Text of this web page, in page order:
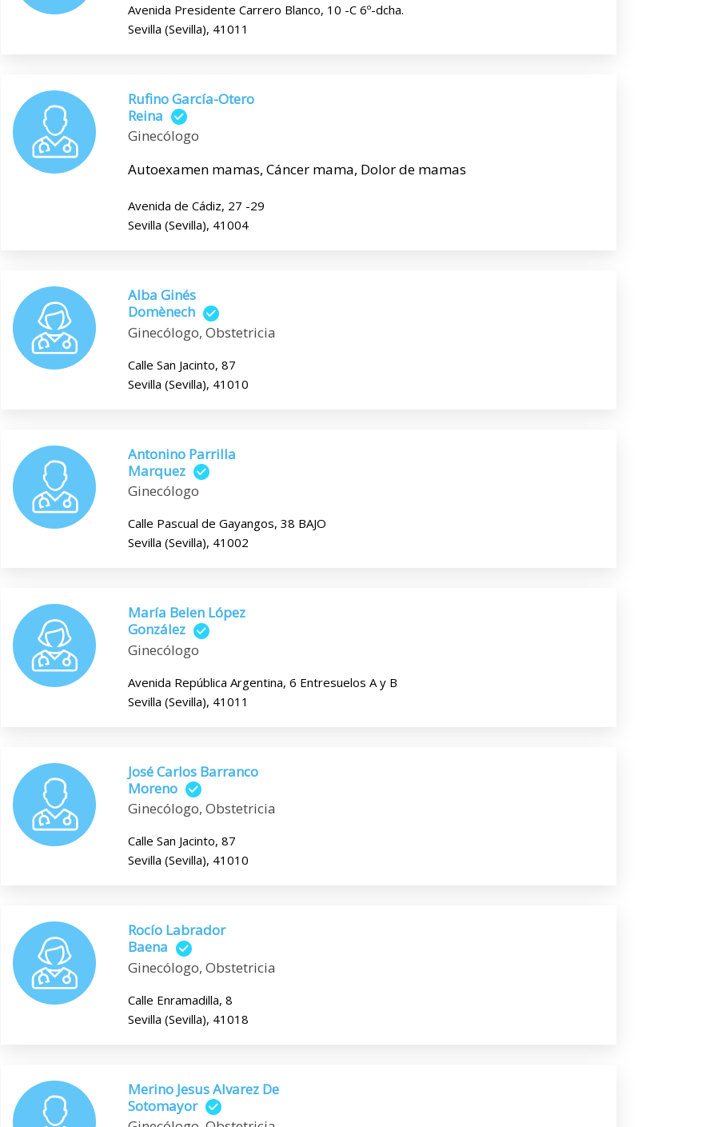
Avenida Presidente Carrero Blanco, 10 -C 6º-dcha.
Sevilla (Sevilla), 41011
Rufino García-Otero
Reina
Ginecólogo
Autoexamen mamas, Cáncer mama, Dolor de mamas
Avenida de Cádiz, 27 -29
Sevilla (Sevilla), 41004
Alba Ginés
Domènech
Ginecólogo, Obstetricia
Calle San Jacinto, 87
Sevilla (Sevilla), 41010
Antonino Parrilla
Marquez
Ginecólogo
Calle Pascual de Gayangos, 38 BAJO
Sevilla (Sevilla), 41002
María Belen López
González
Ginecólogo
Avenida República Argentina, 6 Entresuelos A y B
Sevilla (Sevilla), 41011
José Carlos Barranco
Moreno
Ginecólogo, Obstetricia
Calle San Jacinto, 87
Sevilla (Sevilla), 41010
Rocío Labrador
Baena
Ginecólogo, Obstetricia
Calle Enramadilla, 8
Sevilla (Sevilla), 41018
Merino Jesus Alvarez De
Sotomayor